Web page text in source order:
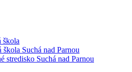
škola
škola Suchá nad Parnou
stredisko Suchá nad Parnou